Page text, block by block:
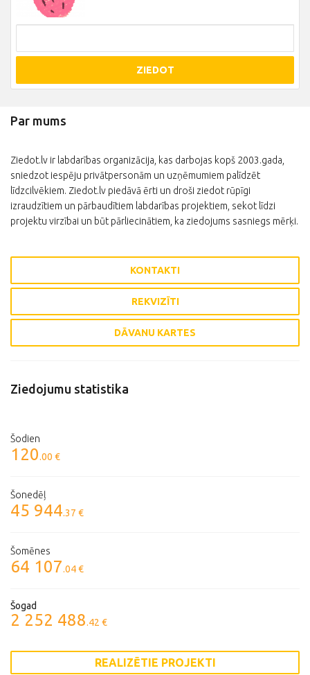
ZIEDOT
Par mums
Ziedot.lv ir labdarības organizācija, kas darbojas kopš 2003.gada,
sniedzot iespēju privātpersonām un uzņēmumiem palīdzēt
līdzcilvēkiem. Ziedot.lv piedāvā ērti un droši ziedot rūpīgi
izraudzītiem un pārbaudītiem labdarības projektiem, sekot līdzi
projektu virzībai un būt pārliecinātiem, ka ziedojums sasniegs mērķi.
KONTAKTI
REKVIZĪTI
DĀVANU KARTES
Ziedojumu statistika
Šodien
120.00 €
Šonedēļ
45 944.37 €
Šomēnes
64 107.04 €
Šogad
2 252 488.42 €
REALIZĒTIE PROJEKTI